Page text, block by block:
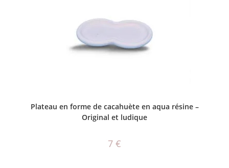
Plateau en forme de cacahuète en aqua résine –
Original et ludique
7 €